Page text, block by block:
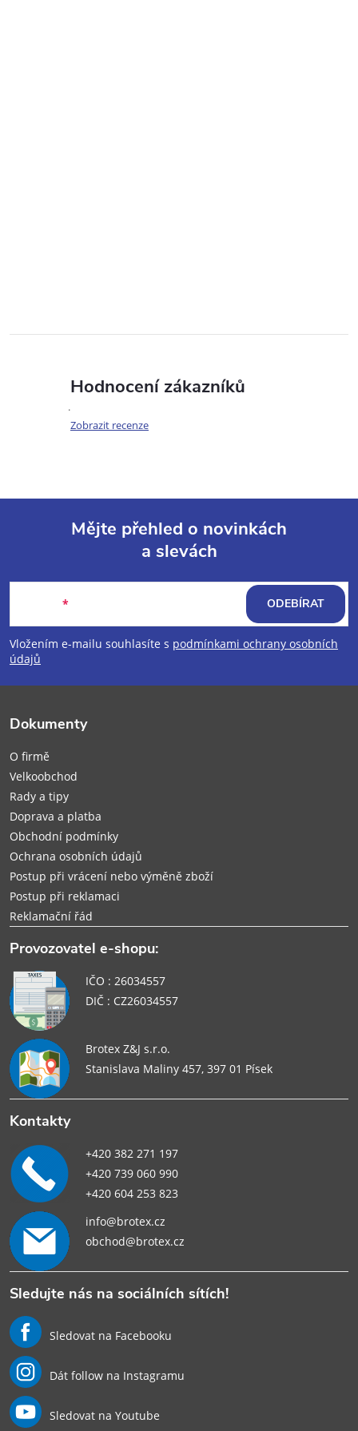
Hodnocení zákazníků
Zobrazit recenze
p
a
Mějte přehled o novinkách
a slevách
Vložením e-mailu souhlasíte s podmínkami ochrany osobních
údajů
ODEBÍRAT
Dokumenty
O firmě
Velkoobchod
Rady a tipy
Doprava a platba
Obchodní podmínky
Ochrana osobních údajů
Postup při vrácení nebo výměně zboží
Postup při reklamaci
Reklamační řád
Provozovatel e-shopu:
IČO : 26034557
DIČ : CZ26034557
Brotex Z&J s.r.o.
Stanislava Maliny 457, 397 01 Písek
Kontakty
+420 382 271 197
+420 739 060 990
+420 604 253 823
info@brotex.cz
obchod@brotex.cz
Sledujte nás na sociálních sítích!
Sledovat na Facebooku
Dát follow na Instagramu
Sledovat na Youtube